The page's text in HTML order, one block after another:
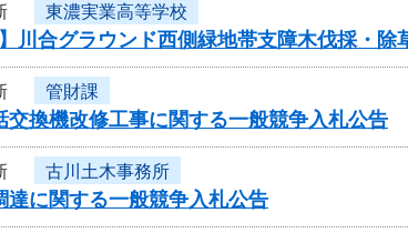
東濃実業高等学校
川合グラウンド西側緑地帯支障木伐採・
管財課
交換機改修工事に関する一般競争入札公告
古川土木事務所
達に関する一般競争入札公告